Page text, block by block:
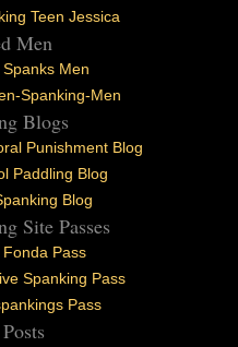
Teen Jessica
Men
Men
Spanking-Men
Blogs
Punishment Blog
Paddling Blog
Blog
Site Passes
Pass
Spanking Pass
Pass